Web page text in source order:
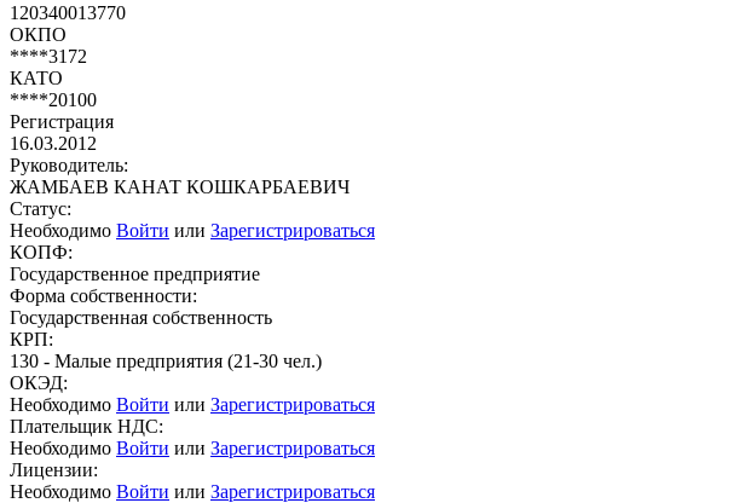
120340013770
ОКПО
****3172
КАТО
****20100
Регистрация
16.03.2012
Руководитель:
ЖАМБАЕВ КАНАТ КОШКАРБАЕВИЧ
Статус:
Необходимо Войти или Зарегистрироваться
КОПФ:
Государственное предприятие
Форма собственности:
Государственная собственность
КРП:
130 - Малые предприятия (21-30 чел.)
ОКЭД:
Необходимо Войти или Зарегистрироваться
Плательщик НДС:
Необходимо Войти или Зарегистрироваться
Лицензии:
Необходимо Войти или Зарегистрироваться